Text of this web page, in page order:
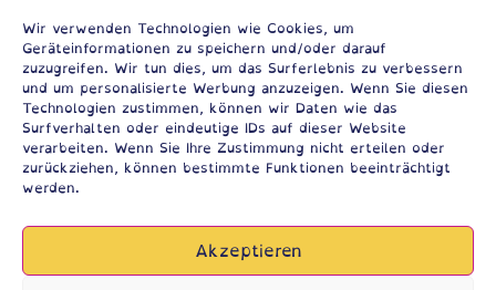
Wir verwenden Technologien wie Cookies, um
Geräteinformationen zu speichern und/oder darauf
zuzugreifen. Wir tun dies, um das Surferlebnis zu verbessern
und um personalisierte Werbung anzuzeigen. Wenn Sie diesen
Technologien zustimmen, können wir Daten wie das
Surfverhalten oder eindeutige IDs auf dieser Website
verarbeiten. Wenn Sie Ihre Zustimmung nicht erteilen oder
zurückziehen, können bestimmte Funktionen beeinträchtigt
werden.
Akzeptieren
dir auch deinen eigenen
zeichnen.